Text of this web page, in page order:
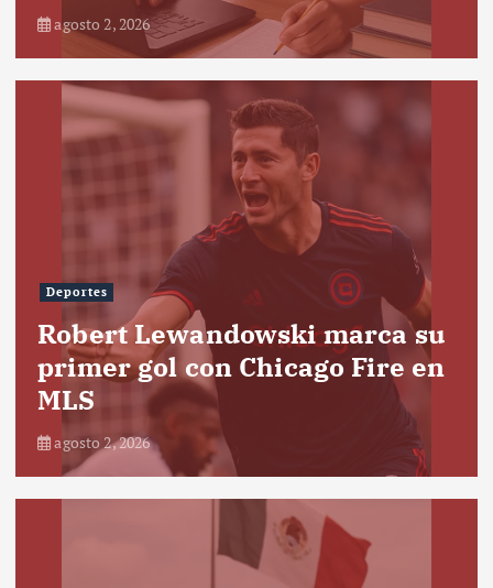
agosto 2, 2026
Deportes
Robert Lewandowski marca su
primer gol con Chicago Fire en
MLS
agosto 2, 2026